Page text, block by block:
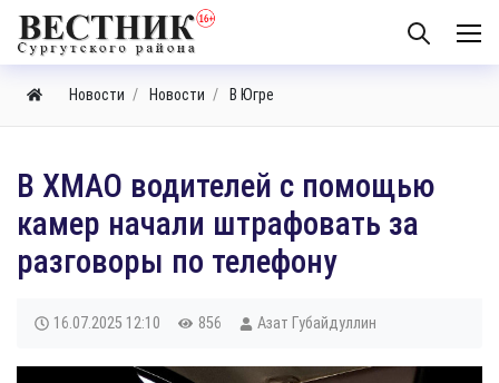
Новости Новости В Югре
​В ХМАО водителей с помощью
камер начали штрафовать за
разговоры по телефону
16.07.2025 12:10 856 Азат Губайдуллин